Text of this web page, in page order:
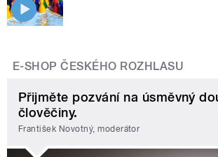
E-SHOP ČESKÉHO ROZHLASU
Přijměte pozvání na úsměvný
člověčiny.
František Novotný, moderátor